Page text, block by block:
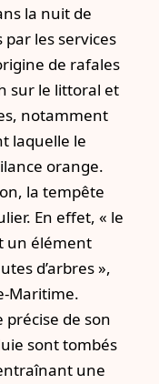
la nuit de
les services
de rafales
sur le littoral et
notamment
laquelle le
orange.
la tempête
En effet, « le
un élément
d’arbres »,
Maritime.
précise de son
sont tombés
une